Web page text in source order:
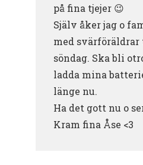
på fina tjejer 😉
Själv åker jag o
med
söndag. Ska bli
ladda mina
länge nu.
Ha det gott nu o
Kram fina Åse <3